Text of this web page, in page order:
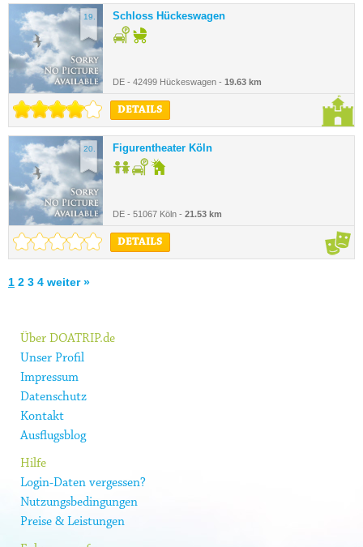
19. Schloss Hückeswagen
DE - 42499 Hückeswagen - 19.63 km
DETAILS
20. Figurentheater Köln
DE - 51067 Köln - 21.53 km
DETAILS
1 2 3 4 weiter »
Über DOATRIP.de
Unser Profil
Impressum
Datenschutz
Kontakt
Ausflugsblog
Hilfe
Login-Daten vergessen?
Nutzungsbedingungen
Preise & Leistungen